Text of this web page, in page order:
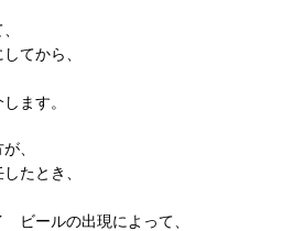
てから、
ます。
、
たとき、
ビールの出現によって、